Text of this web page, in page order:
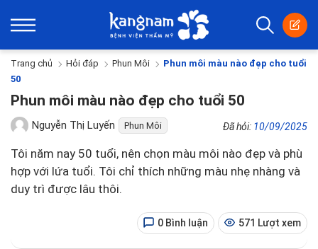
Trang chủ Hỏi đáp Phun Môi
Phun môi màu nào đẹp cho tuổi
50
Phun môi màu nào đẹp cho tuổi 50
Nguyễn Thị Luyến Phun Môi Đã hỏi: 10/09/2025
Tôi năm nay 50 tuổi, nên chọn màu môi nào đẹp và phù
hợp với lứa tuổi. Tôi chỉ thích những màu nhẹ nhàng và
duy trì được lâu thôi.
0 Bình luận 571 Lượt xem